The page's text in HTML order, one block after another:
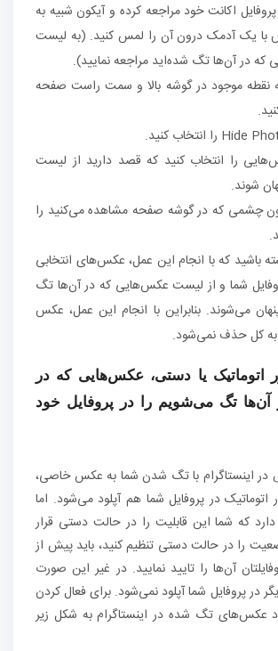
اکانت خود مراجعه کرده و آیکون شبیه به
با یک آدمک درون آن را لمس کنید. (به لیست
در آن‌ها تگ شده‌اید مراجعه نمایید).
نقطه موجود در گوشه بالا و سمت راست صفحه
را انتخاب کنید که قصد دارید از لیست
شوند.
چشمی که در گوشه صفحه مشاهده می‌کنید را
باشید که با انجام این عمل، عکس‌های انتخابی
شما و از لیست عکس‌هایی که در آن‌ها تگ
می‌شوند. بنابراین با انجام این عمل، عکس
به کل حذف نمی‌شود.
اتوماتیک یا دستی، عکس‌هایی که در
آن‌ها تگ می‌شویم را در پروفایل خود
اینستاگرام با تگ شدن شما به عکس خاصی،
در پروفایل شما هم آپلود می‌شود. اما
که شما این قابلیت را در حالت دستی قرار
را در حالت دستی تنظیم کنید، باید پیش از
آن‌ها را تایید نمایید. در غیر این صورت
در پروفایل شما آپلود نمی‌شود. برای فعال کردن
عکس‌های تگ شده در اینستاگرام به شکل زیر